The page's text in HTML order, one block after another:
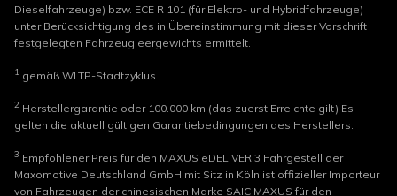
Dieselfahrzeuge) bzw. ECE R 101 (für Elektro- und Hybridfahrzeuge)
unter Berücksichtigung des in Übereinstimmung mit dieser Vorschrift
festgelegten Fahrzeugleergewichts ermittelt.
1 gemäß WLTP-Stadtzyklus
2 Herstellergarantie oder 100.000 km (das zuerst Erreichte gilt) Es
gelten die aktuell gültigen Garantiebedingungen des Herstellers.
3 Empfohlener Preis für den MAXUS eDELIVER 3 Fahrgestell der
Maxomotive Deutschland GmbH mit Sitz in Köln ist offizieller Importeur
von Fahrzeugen der chinesischen Marke SAIC MAXUS für den